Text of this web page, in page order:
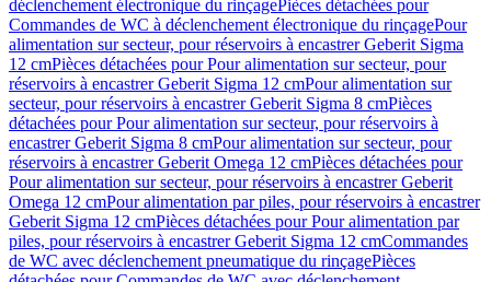
déclenchement électronique du rinçagePièces détachées pour
Commandes de WC à déclenchement électronique du rinçagePour
alimentation sur secteur, pour réservoirs à encastrer Geberit Sigma
12 cmPièces détachées pour Pour alimentation sur secteur, pour
réservoirs à encastrer Geberit Sigma 12 cmPour alimentation sur
secteur, pour réservoirs à encastrer Geberit Sigma 8 cmPièces
détachées pour Pour alimentation sur secteur, pour réservoirs à
encastrer Geberit Sigma 8 cmPour alimentation sur secteur, pour
réservoirs à encastrer Geberit Omega 12 cmPièces détachées pour
Pour alimentation sur secteur, pour réservoirs à encastrer Geberit
Omega 12 cmPour alimentation par piles, pour réservoirs à encastrer
Geberit Sigma 12 cmPièces détachées pour Pour alimentation par
piles, pour réservoirs à encastrer Geberit Sigma 12 cmCommandes
de WC avec déclenchement pneumatique du rinçagePièces